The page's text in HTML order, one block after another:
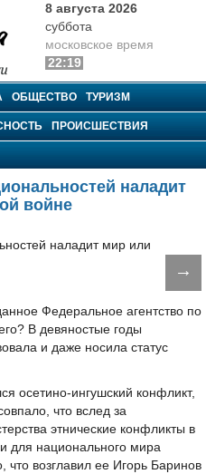
8 августа 2026
суббота
московское время
22:19
ОБЩЕСТВО ТУРИЗМ
ПРОИСШЕСТВИЯ
наладит
войне
→
Федеральное агентство по
В девяностые годы
и даже носила статус
осетино-ингушский конфликт,
что вслед за
этнические конфликты в
для национального мира
что возглавил ее Игорь Баринов